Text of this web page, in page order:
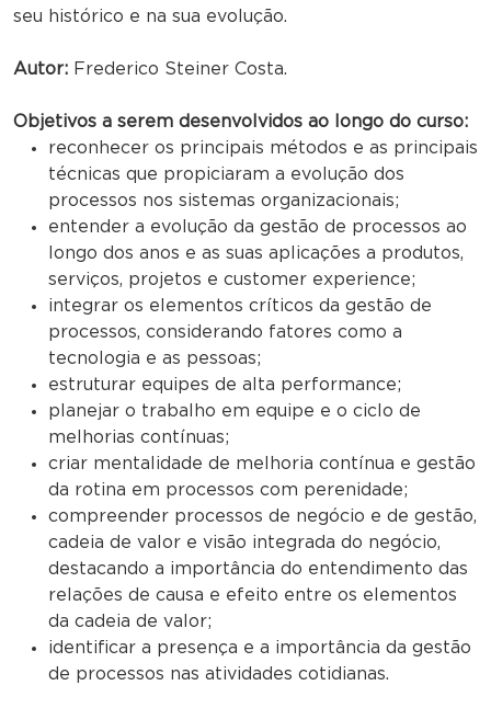
seu histórico e na sua evolução.
Autor: Frederico Steiner Costa.
Objetivos a serem desenvolvidos ao longo do curso:
reconhecer os principais métodos e as principais
técnicas que propiciaram a evolução dos
processos nos sistemas organizacionais;
entender a evolução da gestão de processos ao
longo dos anos e as suas aplicações a produtos,
serviços, projetos e customer experience;
integrar os elementos críticos da gestão de
processos, considerando fatores como a
tecnologia e as pessoas;
estruturar equipes de alta performance;
planejar o trabalho em equipe e o ciclo de
melhorias contínuas;
criar mentalidade de melhoria contínua e gestão
da rotina em processos com perenidade;
compreender processos de negócio e de gestão,
cadeia de valor e visão integrada do negócio,
destacando a importância do entendimento das
relações de causa e efeito entre os elementos
da cadeia de valor;
identificar a presença e a importância da gestão
de processos nas atividades cotidianas.